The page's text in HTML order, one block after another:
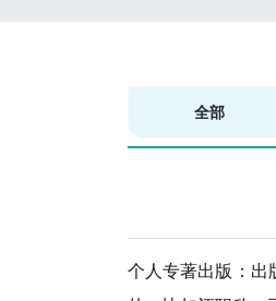
全部
个人专著出版：出